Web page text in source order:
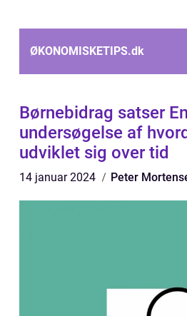
ØKONOMISKETIPS.dk
Børnebidrag satser
undersøgelse af
udviklet sig over tid
14 januar 2024 Peter